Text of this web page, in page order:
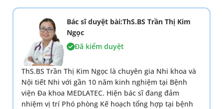
Bác sĩ duyệt bài:ThS.BS Trần Thị Kim
Ngọc
Đã kiểm duyệt
ThS.BS Trần Thị Kim Ngọc là chuyên gia Nhi khoa và
Nội tiết Nhi với gần 10 năm kinh nghiệm tại Bệnh
viện Đa khoa MEDLATEC. Hiện bác sĩ đang đảm
nhiệm vị trí Phó phòng Kế hoạch tổng hợp tại bệnh